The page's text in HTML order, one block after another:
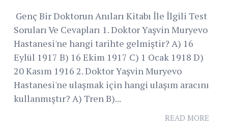
Genç Bir Doktorun Anıları Kitabı İle İlgili Test
Soruları Ve Cevapları 1. Doktor Yaşvin Muryevo
Hastanesi'ne hangi tarihte gelmiştir? A) 16
Eylül 1917 B) 16 Ekim 1917 C) 1 Ocak 1918 D)
20 Kasım 1916 2. Doktor Yaşvin Muryevo
Hastanesi'ne ulaşmak için hangi ulaşım aracını
kullanmıştır? A) Tren B)...
READ MORE